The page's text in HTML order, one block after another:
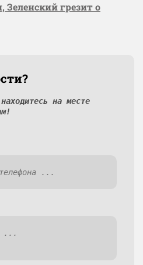
Зеленский грезит о
на месте